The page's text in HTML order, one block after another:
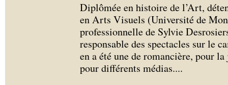
Diplômée en histoire de l’Art,
en Arts Visuels (Université de
professionnelle de Sylvie
responsable des spectacles sur le
en a été une de romancière, pour
pour différents médias....